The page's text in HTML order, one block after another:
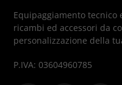
Equipaggiamento tecnico
ricambi ed accessori da
personalizzazione della
P.IVA: 03604960785